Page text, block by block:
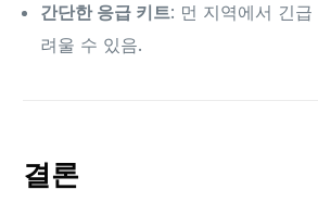
간단한 응급 키트: 먼 지역에서 긴
려울 수 있음.
결론